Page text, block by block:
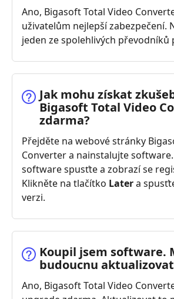
Ano, Bigasoft Total Video
uživatelům nejlepší zabezpečení.
jeden ze spolehlivých převodníků
Jak mohu získat
Bigasoft Total Video
zdarma?
Přejděte na webové stránky
Converter a nainstalujte
software spusťte a zobrazí se
Klikněte na tlačítko Latera
verzi.
Koupil jsem software.
budoucnu
Ano, Bigasoft Total Video